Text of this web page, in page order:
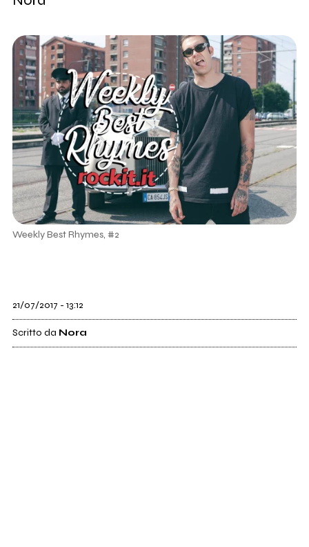
Weekly Best Rhymes, #2
21/07/2017 - 13:12
Scritto da Nora